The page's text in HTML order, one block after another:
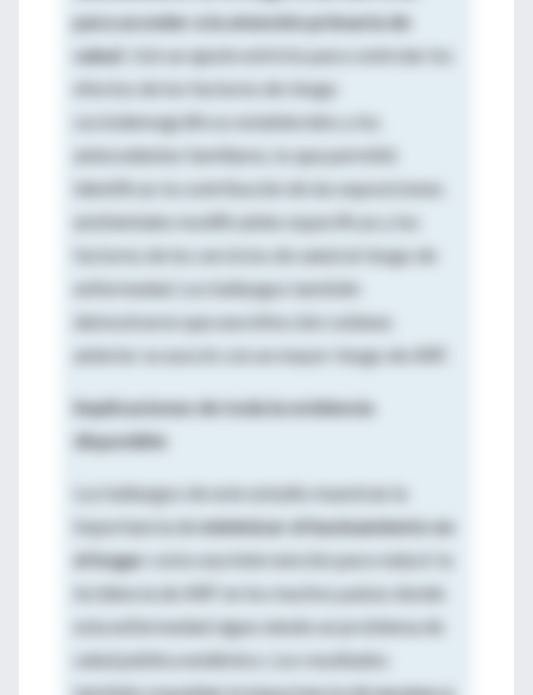
para acceder a la atención primaria de
salud.
Usó un ajuste estricto para controlar los
efectos de los factores de riesgo
sociodemográficos establecidos y los
antecedentes familiares, lo que permitió
identificar la contribución de las exposiciones
ambientales modificables específicas y los
factores de los servicios de salud al riesgo de
enfermedad. Los hallazgos también
demostraron que una infección cutánea
anterior se asoció con un mayor riesgo de ARF.
Implicaciones de toda la evidencia
disponible
Los hallazgos de este estudio muestran la
importancia deminimizar el hacinamiento en
el hogar
como una intervención para reducir la
incidencia de ARF en los muchos países donde
esta enfermedad sigue siendo un problema de
salud pública endémico. Los resultados